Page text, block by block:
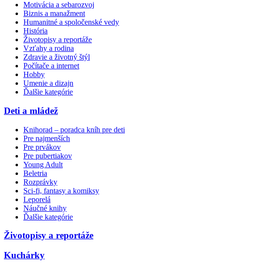
Motivácia a sebarozvoj
Biznis a manažment
Humanitné a spoločenské vedy
História
Životopisy a reportáže
Vzťahy a rodina
Zdravie a životný štýl
Počítače a internet
Hobby
Umenie a dizajn
Ďalšie kategórie
Deti a mládež
Knihorad – poradca kníh pre deti
Pre najmenších
Pre prvákov
Pre pubertiakov
Young Adult
Beletria
Rozprávky
Sci-fi, fantasy a komiksy
Leporelá
Náučné knihy
Ďalšie kategórie
Životopisy a reportáže
Kuchárky